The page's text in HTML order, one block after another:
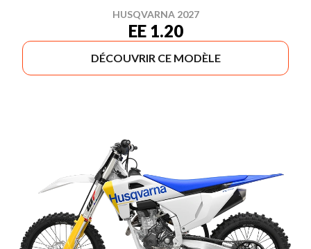
HUSQVARNA 2027
EE 1.20
DÉCOUVRIR CE MODÈLE